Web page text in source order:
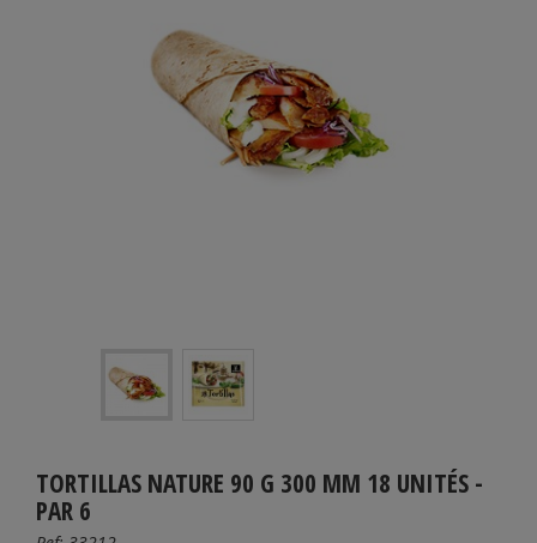
TORTILLAS NATURE 90 G 300 MM 18 UNITÉS -
PAR 6